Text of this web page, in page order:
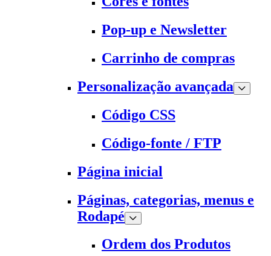
Pop-up e Newsletter
Carrinho de compras
Personalização avançada
Código CSS
Código-fonte / FTP
Página inicial
Páginas, categorias, menus e
Rodapé
Ordem dos Produtos